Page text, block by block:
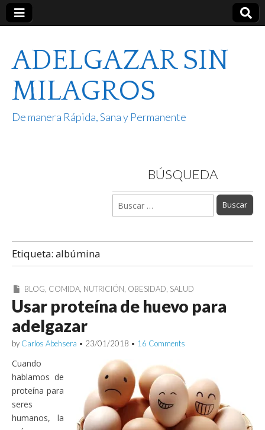
ADELGAZAR SIN
MILAGROS
De manera Rápida, Sana y Permanente
BÚSQUEDA
Buscar:
Etiqueta: albúmina
BLOG, COMIDA, NUTRICIÓN, OBESIDAD, SALUD
Usar proteína de huevo para
adelgazar
by Carlos Abehsera • 23/01/2018 • 16 Comments
Cuando
hablamos de
proteína para
seres
humanos, la